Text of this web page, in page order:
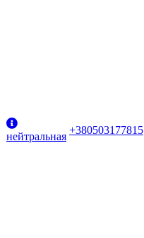
нейтральная
+380503177815